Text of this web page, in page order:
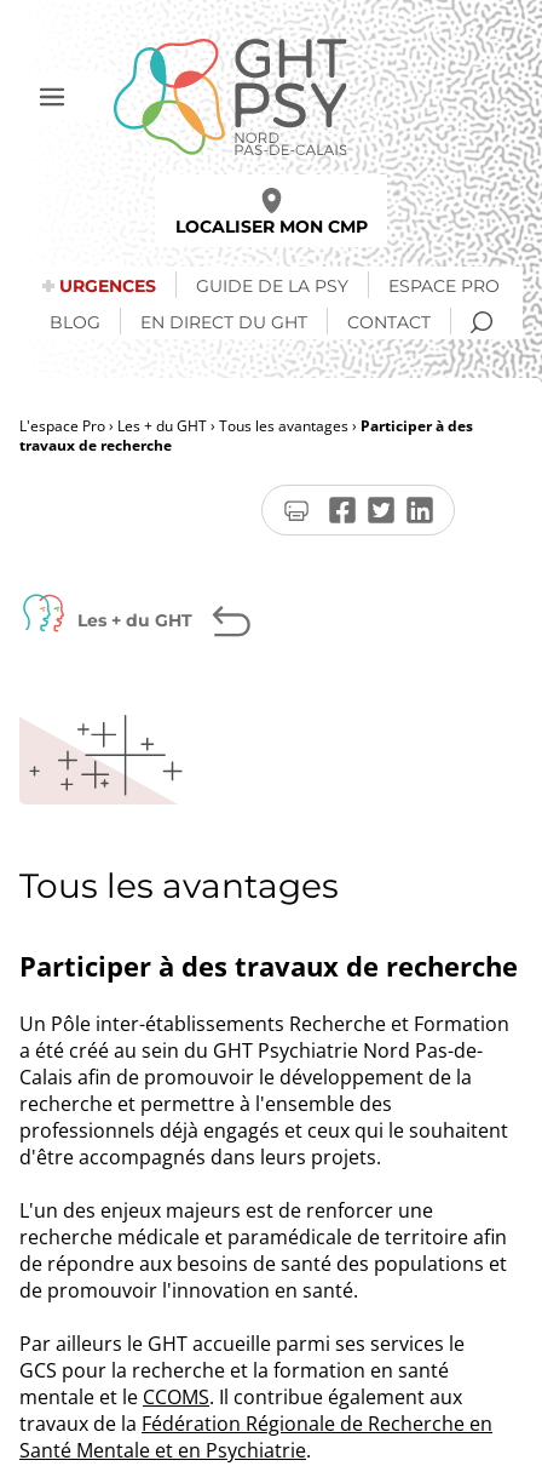
principal
Afficher
LOCALISER MON CMP
URGENCES GUIDE DE LA PSY
ESPACE PRO
BLOG
EN DIRECT DU GHT CONTACT
Fil
L'espace Pro Les + du GHT Tous les avantages
Participer à des
travaux de recherche
Les + du GHT
Tous les avantages
Participer à des travaux de recherche
Un Pôle inter-établissements Recherche et Formation
a été créé au sein du GHT Psychiatrie Nord Pas-de-
Calais afin de promouvoir le développement de la
recherche et permettre à l'ensemble des
professionnels déjà engagés et ceux qui le souhaitent
d'être accompagnés dans leurs projets.
L'un des enjeux majeurs est de renforcer une
recherche médicale et paramédicale de territoire afin
de répondre aux besoins de santé des populations et
de promouvoir l'innovation en santé.
Par ailleurs le GHT accueille parmi ses services le
GCS pour la recherche et la formation en santé
mentale et le CCOMS. Il contribue également aux
travaux de la Fédération Régionale de Recherche en
Santé Mentale et en Psychiatrie.
Imprimer
la
Partager
sur
Partager
sur
Partager
sur